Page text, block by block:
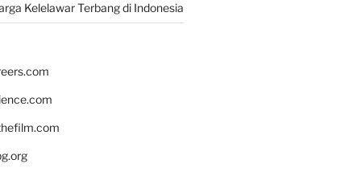
Kelelawar Terbang di Indonesia